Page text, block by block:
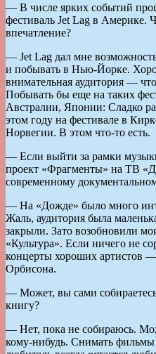
— В числе ярких событий
фестиваль Jet Lag в Америке.
впечатление?
— Jet Lag дал мне
и побывать в Нью-Йорке.
внимательная аудитория —
Побывать бы еще на таких
Австралии, Японии: Сладко
этом году на фестивале в
Норвегии. В этом что-то есть.
— Если выйти за рамки
проект «Фрагменты» на ТВ
современному
— На «Дожде» было много
Жаль, аудитория была
закрыли. Зато возобновили
«Культура». Если ничего не
концерты хороших артистов
Орбисона.
— Может, вы сами
книгу?
— Нет, пока не собираюсь.
кому-нибудь. Снимать